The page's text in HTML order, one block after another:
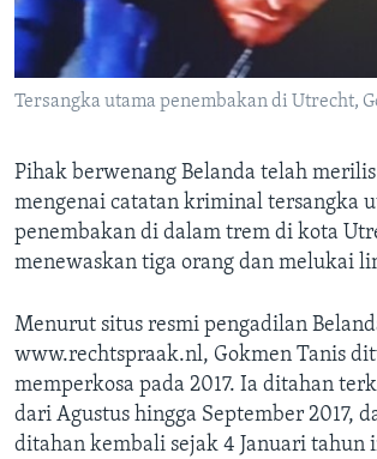
Tersangka utama penembakan di Utrecht,
Pihak berwenang Belanda telah
mengenai catatan kriminal tersangka
penembakan di dalam trem di kota
menewaskan tiga orang dan melukai
Menurut situs resmi pengadilan
www.rechtspraak.nl, Gokmen Tanis
memperkosa pada 2017. Ia ditahan
dari Agustus hingga September 2017,
ditahan kembali sejak 4 Januari tahun